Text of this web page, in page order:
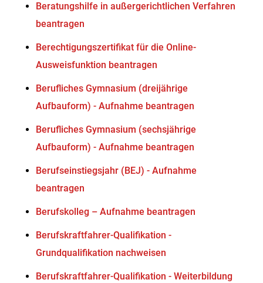
Beratungshilfe in außergerichtlichen Verfahren
beantragen
Berechtigungszertifikat für die Online-
Ausweisfunktion beantragen
Berufliches Gymnasium (dreijährige
Aufbauform) - Aufnahme beantragen
Berufliches Gymnasium (sechsjährige
Aufbauform) - Aufnahme beantragen
Berufseinstiegsjahr (BEJ) - Aufnahme
beantragen
Berufskolleg – Aufnahme beantragen
Berufskraftfahrer-Qualifikation -
Grundqualifikation nachweisen
Berufskraftfahrer-Qualifikation - Weiterbildung